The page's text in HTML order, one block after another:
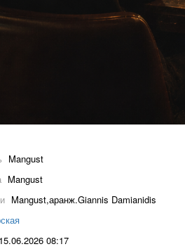
Mangust
Mangust
Mangust,аранж.Giannis Damianidis
15.06.2026 08:17